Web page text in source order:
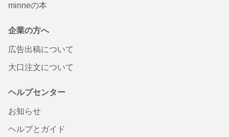
minneの本
企業の方へ
広告出稿について
大口注文について
ヘルプセンター
お知らせ
ヘルプとガイド